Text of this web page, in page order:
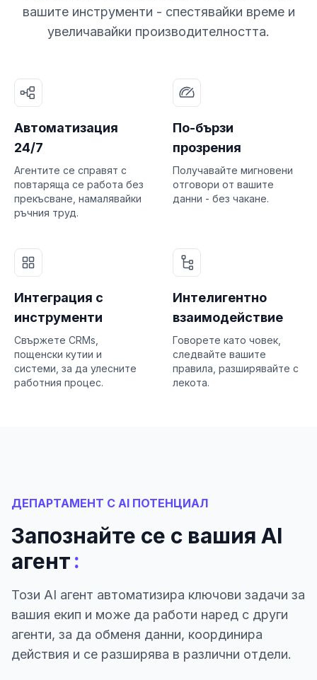
вашите инструменти - спестявайки време и
увеличавайки производителността.
Автоматизация
24/7
Агентите се справят с
повтаряща се работа без
прекъсване, намалявайки
ръчния труд.
По-бързи
прозрения
Получавайте мигновени
отговори от вашите
данни - без чакане.
Интеграция с
инструменти
Свържете CRMs,
пощенски кутии и
системи, за да улесните
работния процес.
Интелигентно
взаимодействие
Говорете като човек,
следвайте вашите
правила, разширявайте с
лекота.
ДЕПАРТАМЕНТ С AI ПОТЕНЦИАЛ
Запознайте се с вашия AI
агент:
Този AI агент автоматизира ключови задачи за
вашия екип и може да работи наред с други
агенти, за да обменя данни, координира
действия и се разширява в различни отдели.